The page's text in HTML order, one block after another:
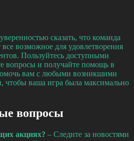
сказать, что команда
возможное для удовлетворения
Пользуйтесь доступными
вопросы и получайте помощь в
вам с любыми возникшими
чтобы ваша игра была максимально
вопросы
акциях? – Следите за новостями